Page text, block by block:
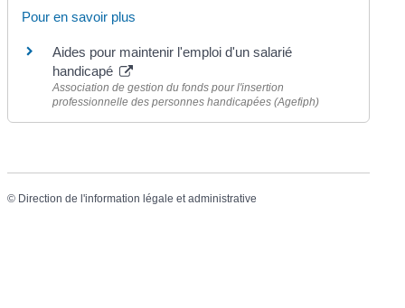
Pour en savoir plus
Aides pour maintenir l'emploi d'un salarié
handicapé
Association de gestion du fonds pour l'insertion
professionnelle des personnes handicapées (Agefiph)
© Direction de l'information légale et administrative